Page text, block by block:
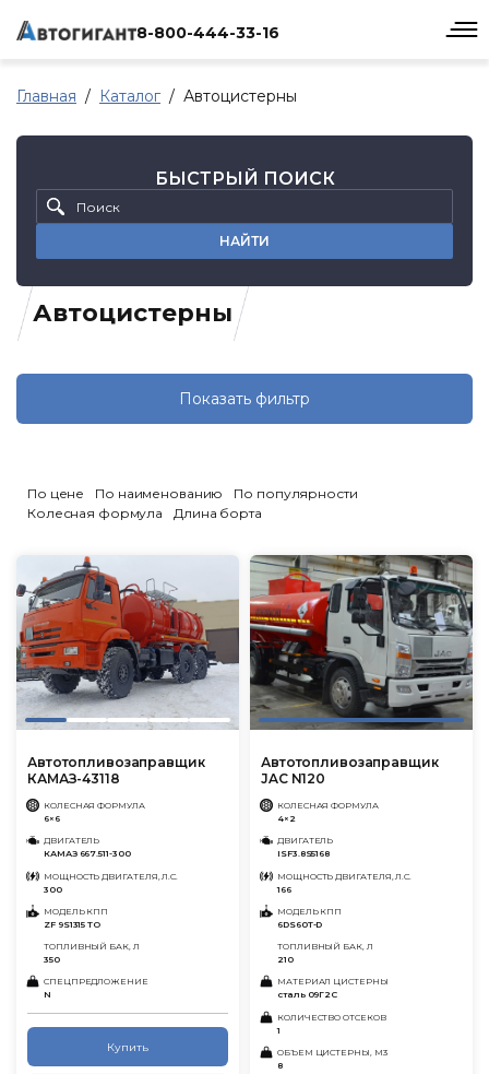
8-800-444-33-16
Главная Каталог Автоцистерны
Автоцистерны
БЫСТРЫЙ ПОИСК
НАЙТИ
Показать фильтр
По цене По наименованию
По популярности
Колесная формула
Длина борта
Автотопливозаправщик
КАМАЗ-43118
КОЛЕСНАЯ ФОРМУЛА
6×6
ДВИГАТЕЛЬ
КАМАЗ 667.511-300
МОЩНОСТЬ ДВИГАТЕЛЯ, Л.С.
300
МОДЕЛЬ КПП
ZF 9S1315 TO
ТОПЛИВНЫЙ БАК, Л
350
СПЕЦПРЕДЛОЖЕНИЕ
N
Купить
Автотопливозаправщик
JAC N120
КОЛЕСНАЯ ФОРМУЛА
4×2
ДВИГАТЕЛЬ
ISF3.8S5168
МОЩНОСТЬ ДВИГАТЕЛЯ, Л.С.
166
МОДЕЛЬ КПП
6DS60T-D
ТОПЛИВНЫЙ БАК, Л
210
МАТЕРИАЛ ЦИСТЕРНЫ
сталь 09Г2С
КОЛИЧЕСТВО ОТСЕКОВ
1
ОБЪЕМ ЦИСТЕРНЫ, М3
8